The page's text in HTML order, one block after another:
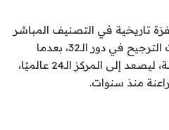
تاريخية في التصنيف المباشر
عقب الفوز على أستراليا بركلات الترجيح في دور الـ32، بعدما
ارتفع رصيده إلى 1597.05 نقطة، ليصعد إلى المركز الـ24 عالميًا،
منذ سنوات.